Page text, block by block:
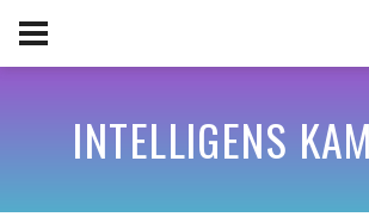
INTELLIGENS